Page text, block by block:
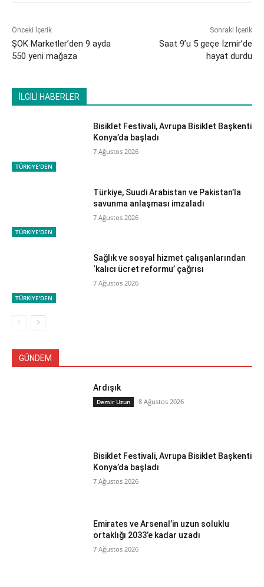
Önceki İçerik
ŞOK Marketler’den 9 ayda
550 yeni mağaza
Sonraki İçerik
Saat 9’u 5 geçe İzmir’de
hayat durdu
İLGİLİ HABERLER
TÜRKİYE'DEN
Bisiklet Festivali, Avrupa Bisiklet Başkenti
Konya’da başladı
7 Ağustos 2026
TÜRKİYE'DEN
Türkiye, Suudi Arabistan ve Pakistan’la
savunma anlaşması imzaladı
7 Ağustos 2026
TÜRKİYE'DEN
Sağlık ve sosyal hizmet çalışanlarından
‘kalıcı ücret reformu’ çağrısı
7 Ağustos 2026
GÜNDEM
Ardışık
Demir Uzun 8 Ağustos 2026
Bisiklet Festivali, Avrupa Bisiklet Başkenti
Konya’da başladı
7 Ağustos 2026
Emirates ve Arsenal’in uzun soluklu
ortaklığı 2033’e kadar uzadı
7 Ağustos 2026